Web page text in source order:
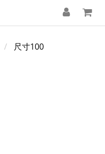
尺寸100